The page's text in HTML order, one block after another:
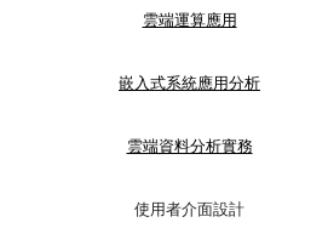
雲端運算應用
嵌入式系統應用分析
雲端資料分析實務
使用者介面設計